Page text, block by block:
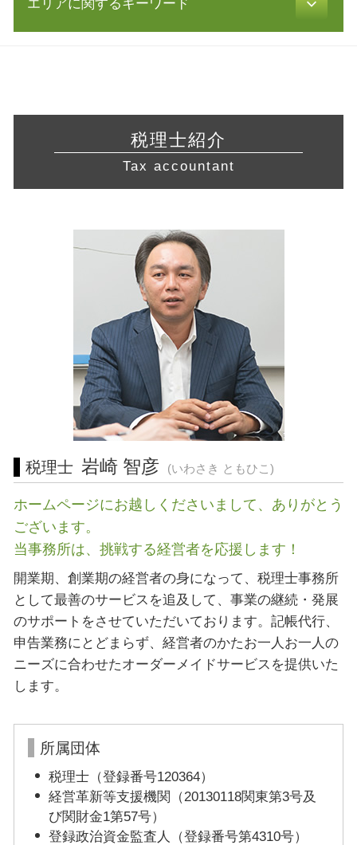
合同会社 資本金
株式会社 設立費用
会社設立 必要書類
修正 申告
確定申告 所得税
青色申告 開業届
税務調査 反面調査
青色申告 決算書 書き方
中小企業再生支援協議会 とは
創業 計画書
認定経営革新等支援 機関 一覧
中小企業庁 認定 支援機関
所得拡大促進税制 とは
会社 資金繰り
リスクマネジメント 企業
飲食店 許認可
許認可 取得
飲食店 開業 流れ
介護サービス事業
介護事業 許認可
エリアに関するキーワード
営業 許認可 申請 東京都 相談
経営相談 愛知県 相談
税務相談 三重県 税理士
営業 許認可 申請 藤沢市 相談
起業支援 三重県 相談
許認可 神奈川県 税理士 相談
起業支援 愛知県 相談
会社設立 静岡県 相談
税務相談 藤沢市 税理士 相談
起業支援 川崎市 税理士 相談
税務相談 横浜市 税理士
起業支援 川崎市 税理士
経営相談 相模原市 税理士
会社設立 横浜市 相談
会社設立 愛知県 相談
税理士紹介
Tax accountant
税理士 岩崎 智彦 (いわさき ともひこ)
ホームページにお越しくださいまして、ありがとう
ございます。
当事務所は、挑戦する経営者を応援します！
開業期、創業期の経営者の身になって、税理士事務所
として最善のサービスを追及して、事業の継続・発展
のサポートをさせていただいております。記帳代行、
申告業務にとどまらず、経営者のかたお一人お一人の
ニーズに合わせたオーダーメイドサービスを提供いた
します。
所属団体
税理士（登録番号120364）
経営革新等支援機関（20130118関東第3号及
び関財金1第57号）
登録政治資金監査人（登録番号第4310号）